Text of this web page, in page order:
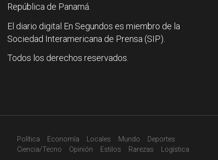
República de Panamá.
El diario digital En Segundos es miembro de la
Sociedad Interamericana de Prensa (SIP).
Todos los derechos reservados.
Política Economía Locales Mundo
Deportes
Ciencia/Tecno
Opinión Estilos Rarezas Logística